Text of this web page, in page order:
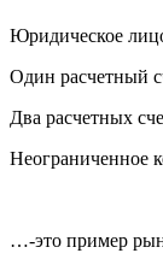
Юридическое
Один расчетный
Два расчетных
Неограниченное
…-это пример